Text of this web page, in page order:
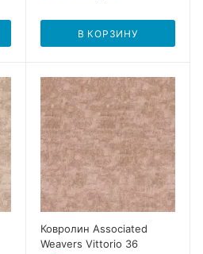
В КОРЗИНУ
Ковролин Associated
Weavers Vittorio 36